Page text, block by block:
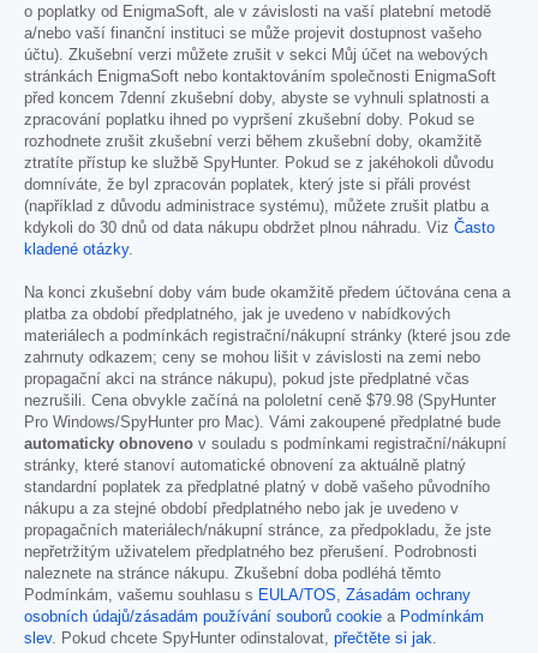
o poplatky od EnigmaSoft, ale v závislosti na vaší platební metodě
a/nebo vaší finanční instituci se může projevit dostupnost vašeho
účtu). Zkušební verzi můžete zrušit v sekci Můj účet na webových
stránkách EnigmaSoft nebo kontaktováním společnosti EnigmaSoft
před koncem 7denní zkušební doby, abyste se vyhnuli splatnosti a
zpracování poplatku ihned po vypršení zkušební doby. Pokud se
rozhodnete zrušit zkušební verzi během zkušební doby, okamžitě
ztratíte přístup ke službě SpyHunter. Pokud se z jakéhokoli důvodu
domníváte, že byl zpracován poplatek, který jste si přáli provést
(například z důvodu administrace systému), můžete zrušit platbu a
kdykoli do 30 dnů od data nákupu obdržet plnou náhradu. Viz Často
kladené otázky.
Na konci zkušební doby vám bude okamžitě předem účtována cena a
platba za období předplatného, jak je uvedeno v nabídkových
materiálech a podmínkách registrační/nákupní stránky (které jsou zde
zahrnuty odkazem; ceny se mohou lišit v závislosti na zemi nebo
propagační akci na stránce nákupu), pokud jste předplatné včas
nezrušili. Cena obvykle začíná na pololetní ceně $79.98 (SpyHunter
Pro Windows/SpyHunter pro Mac). Vámi zakoupené předplatné bude
automaticky obnoveno v souladu s podmínkami registrační/nákupní
stránky, které stanoví automatické obnovení za aktuálně platný
standardní poplatek za předplatné platný v době vašeho původního
nákupu a za stejné období předplatného nebo jak je uvedeno v
propagačních materiálech/nákupní stránce, za předpokladu, že jste
nepřetržitým uživatelem předplatného bez přerušení. Podrobnosti
naleznete na stránce nákupu. Zkušební doba podléhá těmto
Podmínkám, vašemu souhlasu s EULA/TOS, Zásadám ochrany
osobních údajů/zásadám používání souborů cookie a Podmínkám
slev. Pokud chcete SpyHunter odinstalovat, přečtěte si jak.